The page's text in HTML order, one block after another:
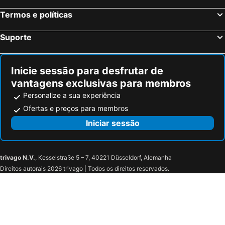
Super 8 by Wyndham Riviera Beach West Palm Beach
Termos e políticas
Suporte
Inicie sessão para desfrutar de
vantagens exclusivas para membros
Personalize a sua experiência
Ofertas e preços para membros
Iniciar sessão
trivago N.V., Kesselstraße 5 – 7, 40221 Düsseldorf, Alemanha
Direitos autorais 2026 trivago | Todos os direitos reservados.